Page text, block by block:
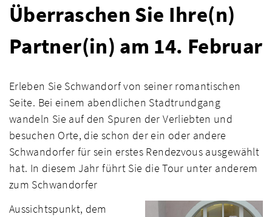
Überraschen Sie Ihre(n)
Partner(in) am 14. Februar
Erleben Sie Schwandorf von seiner romantischen
Seite. Bei einem abendlichen Stadtrundgang
wandeln Sie auf den Spuren der Verliebten und
besuchen Orte, die schon der ein oder andere
Schwandorfer für sein erstes Rendezvous ausgewählt
hat. In diesem Jahr führt Sie die Tour unter anderem
zum Schwandorfer
Aussichtspunkt, dem